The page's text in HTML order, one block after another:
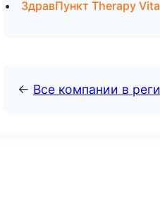
ЗдравПункт Therapy
← Все компании в